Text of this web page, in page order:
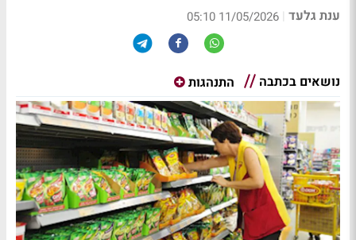
ענת גלעד |
11/05/2026 05:10
נושאים בכתבה התנהגות